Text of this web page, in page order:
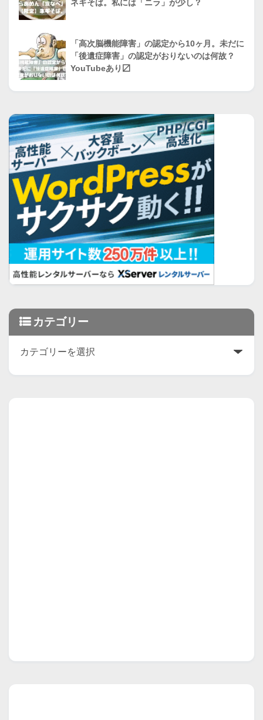
ネギそば。私には「ニラ」が少し？
「高次脳機能障害」の認定から10ヶ月。未だに
「後遺症障害」の認定がおりないのは何故？
YouTubeあり〼
カテゴリー